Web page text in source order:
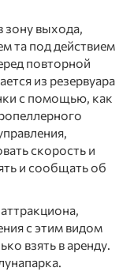
зону выхода,
та под действием
повторной
из резервуара
с помощью, как
скорость и
и сообщать об
с этим видом
взять в аренду.